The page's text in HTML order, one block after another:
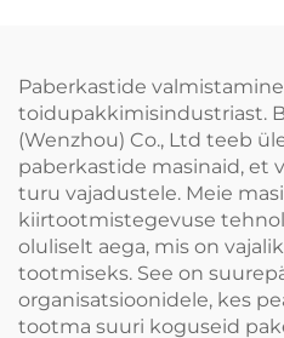
Paberkastide
toidupakkimisindustriast.
(Wenzhou) Co., Ltd teeb
paberkastide masinaid, et
turu vajadustele. Meie
kiirtootmistegevuse
oluliselt aega, mis on
tootmiseks. See on
organisatsioonidele, kes
tootma suuri koguseid